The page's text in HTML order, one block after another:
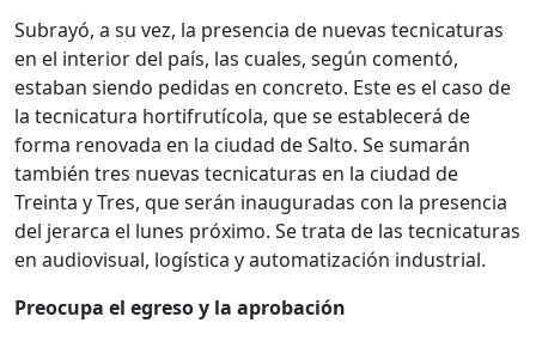
Subrayó, a su vez, la presencia de nuevas tecnicaturas
en el interior del país, las cuales, según comentó,
estaban siendo pedidas en concreto. Este es el caso de
la tecnicatura hortifrutícola, que se establecerá de
forma renovada en la ciudad de Salto. Se sumarán
también tres nuevas tecnicaturas en la ciudad de
Treinta y Tres, que serán inauguradas con la presencia
del jerarca el lunes próximo. Se trata de las tecnicaturas
en audiovisual, logística y automatización industrial.
Preocupa el egreso y la aprobación